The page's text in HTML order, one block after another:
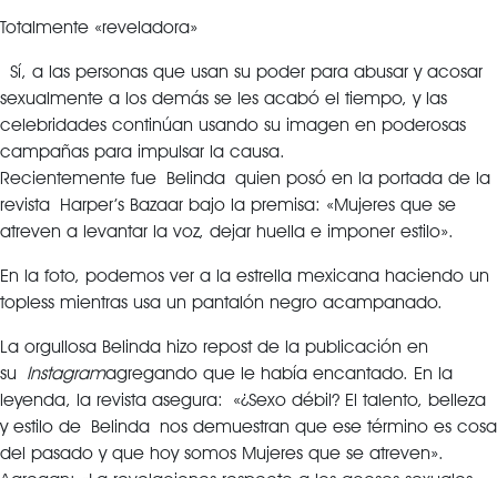
Totalmente «reveladora»
Sí, a las personas que usan su poder para abusar y acosar
sexualmente a los demás se les acabó el tiempo, y las
celebridades continúan usando su imagen en poderosas
campañas para impulsar la causa.
Recientemente fue Belinda quien posó en la portada de la
revista Harper’s Bazaar bajo la premisa: «Mujeres que se
atreven a levantar la voz, dejar huella e imponer estilo».
En la foto, podemos ver a la estrella mexicana haciendo un
topless mientras usa un pantalón negro acampanado.
La orgullosa Belinda hizo repost de la publicación en
su Instagramagregando que le había encantado. En la
leyenda, la revista asegura: «¿Sexo débil? El talento, belleza
y estilo de Belinda nos demuestran que ese término es cosa
del pasado y que hoy somos Mujeres que se atreven».